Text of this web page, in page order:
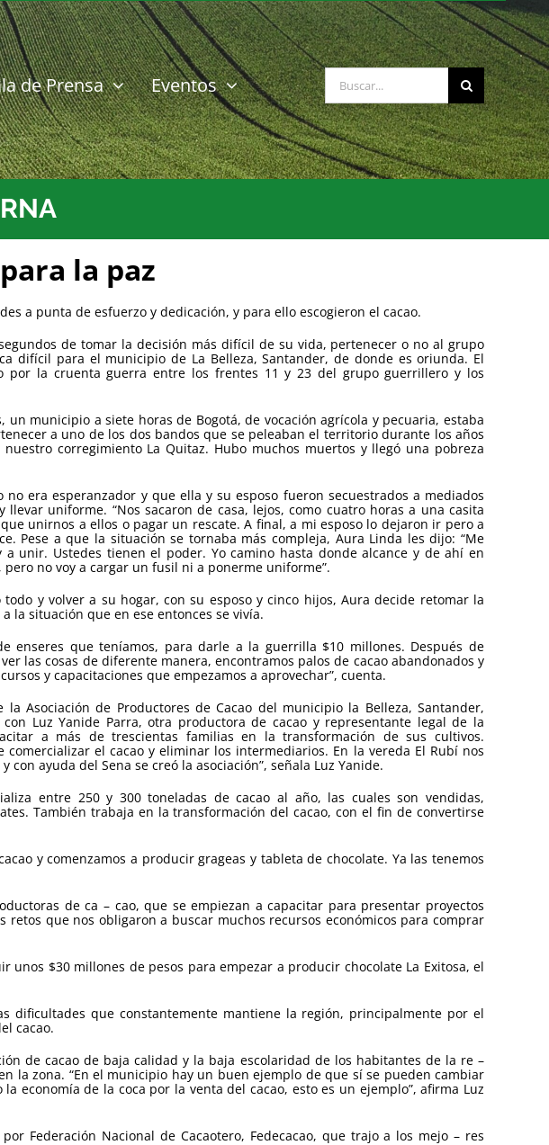
de Prensa Eventos Buscar:
la paz
a punta de esfuerzo y dedicación, y para ello escogieron el cacao.
de tomar la decisión más difícil de su vida, pertenecer o no al grupo
difícil para el municipio de La Belleza, Santander, de donde es oriunda. El
por la cruenta guerra entre los frentes 11 y 23 del grupo guerrillero y los
un municipio a siete horas de Bogotá, de vocación agrícola y pecuaria, estaba
a uno de los dos bandos que se peleaban el territorio durante los años
nuestro corregimiento La Quitaz. Hubo muchos muertos y llegó una pobreza
era esperanzador y que ella y su esposo fueron secuestrados a mediados
uniforme. “Nos sacaron de casa, lejos, como cuatro horas a una casita
unirnos a ellos o pagar un rescate. A final, a mi esposo lo dejaron ir pero a
Pese a que la situación se tornaba más compleja, Aura Linda les dijo: “Me
unir. Ustedes tienen el poder. Yo camino hasta donde alcance y de ahí en
no voy a cargar un fusil ni a ponerme uniforme”.
y volver a su hogar, con su esposo y cinco hijos, Aura decide retomar la
la situación que en ese entonces se vivía.
enseres que teníamos, para darle a la guerrilla $10 millones. Después de
las cosas de diferente manera, encontramos palos de cacao abandonados y
y capacitaciones que empezamos a aprovechar”, cuenta.
la Asociación de Productores de Cacao del municipio la Belleza, Santander,
Luz Yanide Parra, otra productora de cacao y representante legal de la
a más de trescientas familias en la transformación de sus cultivos.
comercializar el cacao y eliminar los intermediarios. En la vereda El Rubí nos
ayuda del Sena se creó la asociación”, señala Luz Yanide.
entre 250 y 300 toneladas de cacao al año, las cuales son vendidas,
También trabaja en la transformación del cacao, con el fin de convertirse
y comenzamos a producir grageas y tableta de chocolate. Ya las tenemos
de ca – cao, que se empiezan a capacitar para presentar proyectos
retos que nos obligaron a buscar muchos recursos económicos para comprar
unos $30 millones de pesos para empezar a producir chocolate La Exitosa, el
dificultades que constantemente mantiene la región, principalmente por el
cacao.
de cacao de baja calidad y la baja escolaridad de los habitantes de la re –
la zona. “En el municipio hay un buen ejemplo de que sí se pueden cambiar
economía de la coca por la venta del cacao, esto es un ejemplo”, afirma Luz
Federación Nacional de Cacaotero, Fedecacao, que trajo a los mejo – res